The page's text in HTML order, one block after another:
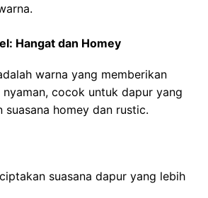
Hangat dan Homey
warna yang memberikan
nyaman, cocok untuk dapur yang
suasana homey dan rustic.
suasana dapur yang lebih